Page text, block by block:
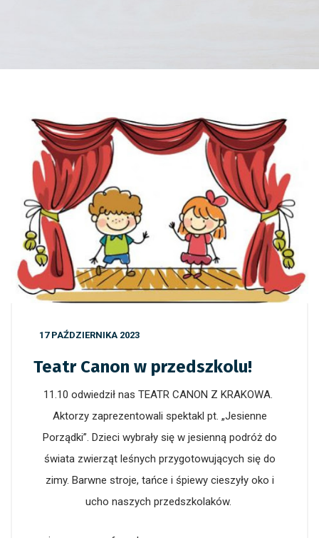
17 PAŹDZIERNIKA 2023
Teatr Canon w przedszkolu!
11.10 odwiedził nas TEATR CANON Z KRAKOWA.
Aktorzy zaprezentowali spektakl pt. „Jesienne
Porządki”. Dzieci wybrały się w jesienną podróż do
świata zwierząt leśnych przygotowujących się do
zimy. Barwne stroje, tańce i śpiewy cieszyły oko i
ucho naszych przedszkolaków.